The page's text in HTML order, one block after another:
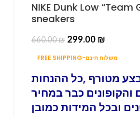
NIKE Dunk Low “Team
sneakers
660.00₪ 299.00 ₪
FREE SHIPPING-משלוח חינם
מטורף ,כל ההנחות
והקופונים כבר במחיר
ובכל המידות כמובן